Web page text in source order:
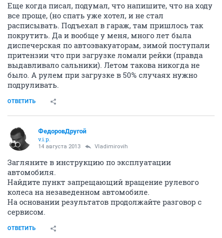
Еще когда писал, подумал, что напишите, что на ходу
все проще, (но спать уже хотел, и не стал
расписывать. Подъехал в гараж, там пришлось так
покрутить. Да и вообще у меня, много лет была
диспечерская по автоэвакуаторам, зимой поступали
притензии что при загрузке ломали рейки (правда
выдавливало сальники). Летом такова никогда не
было. А рулем при загрузке в 50% случаях нужно
подруливать.
ОТВЕТИТЬ
ФедоровДругой
v.i.p.
14 августа 2013 Vladimirovih
Загляните в инструкцию по эксплуатации
автомобиля.
Найдите пункт запрещающий вращение рулевого
колеса на незаведенном автомобиле.
На основании результатов продолжайте разговор с
сервисом.
ОТВЕТИТЬ